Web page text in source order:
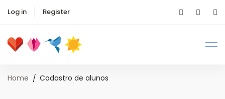
Log in Register
Home Cadastro de alunos